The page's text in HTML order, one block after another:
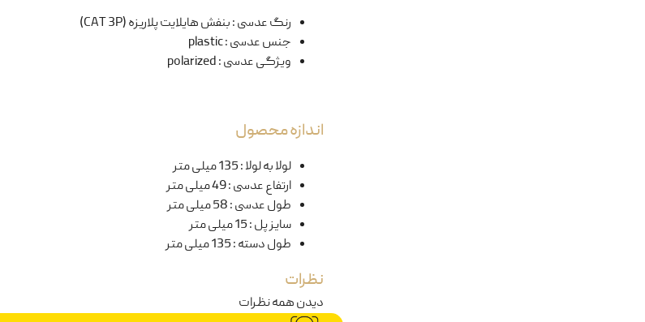
رنگ عدسی:بنفش هایلایت پلاریزه (CAT 3P)
جنس عدسی:
plastic
ویژگی عدسی:
polarized
اندازه محصول
لولا به لولا:135 میلی متر
ارتفاع عدسی:49 میلی متر
طول عدسی:58 میلی متر
سایز پل:15 میلی متر
طول دسته:135 میلی متر
نظرات
دیدن همه نظرات